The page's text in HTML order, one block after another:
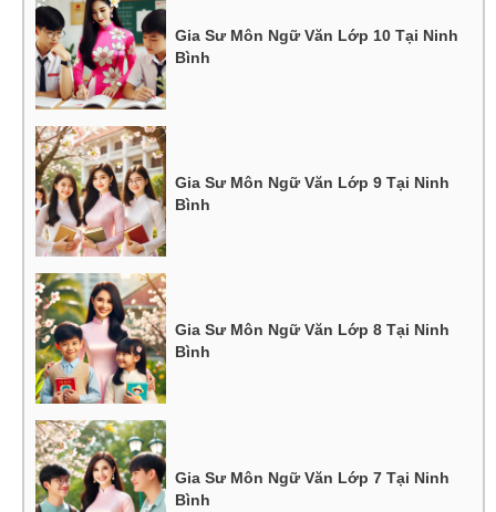
Gia Sư Môn Ngữ Văn Lớp 10 Tại Ninh
Bình
Gia Sư Môn Ngữ Văn Lớp 9 Tại Ninh
Bình
Gia Sư Môn Ngữ Văn Lớp 8 Tại Ninh
Bình
Gia Sư Môn Ngữ Văn Lớp 7 Tại Ninh
Bình